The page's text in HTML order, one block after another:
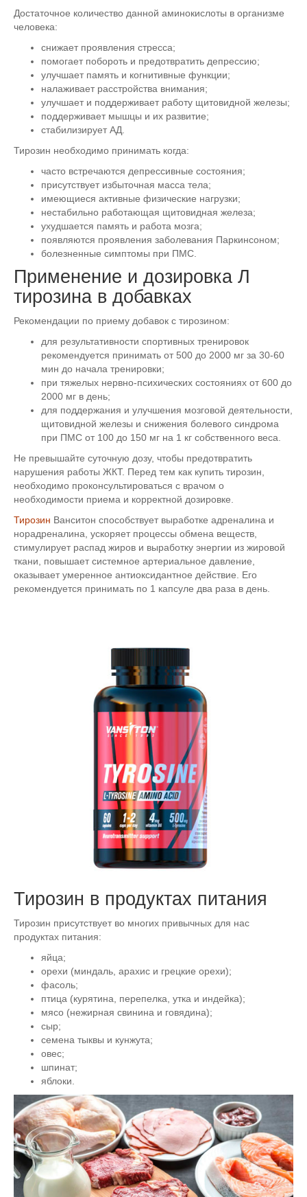
Достаточное количество данной аминокислоты в организме
человека:
снижает проявления стресса;
помогает побороть и предотвратить депрессию;
улучшает память и когнитивные функции;
налаживает расстройства внимания;
улучшает и поддерживает работу щитовидной железы;
поддерживает мышцы и их развитие;
стабилизирует АД.
Тирозин необходимо принимать когда:
часто встречаются депрессивные состояния;
присутствует избыточная масса тела;
имеющиеся активные физические нагрузки;
нестабильно работающая щитовидная железа;
ухудшается память и работа мозга;
появляются проявления заболевания Паркинсоном;
болезненные симптомы при ПМС.
Применение и дозировка Л
тирозина в добавках
Рекомендации по приему добавок с тирозином:
для результативности спортивных тренировок
рекомендуется принимать от 500 до 2000 мг за 30-60
мин до начала тренировки;
при тяжелых нервно-психических состояниях от 600 до
2000 мг в день;
для поддержания и улучшения мозговой деятельности,
щитовидной железы и снижения болевого синдрома
при ПМС от 100 до 150 мг на 1 кг собственного веса.
Не превышайте суточную дозу, чтобы предотвратить
нарушения работы ЖКТ. Перед тем как купить тирозин,
необходимо проконсультироваться с врачом о
необходимости приема и корректной дозировке.
Тирозин Ванситон способствует выработке адреналина и
норадреналина, ускоряет процессы обмена веществ,
стимулирует распад жиров и выработку энергии из жировой
ткани, повышает системное артериальное давление,
оказывает умеренное антиоксидантное действие. Его
рекомендуется принимать по 1 капсуле два раза в день.
Тирозин в продуктах питания
Тирозин присутствует во многих привычных для нас
продуктах питания:
яйца;
орехи (миндаль, арахис и грецкие орехи);
фасоль;
птица (курятина, перепелка, утка и индейка);
мясо (нежирная свинина и говядина);
сыр;
семена тыквы и кунжута;
овес;
шпинат;
яблоки.